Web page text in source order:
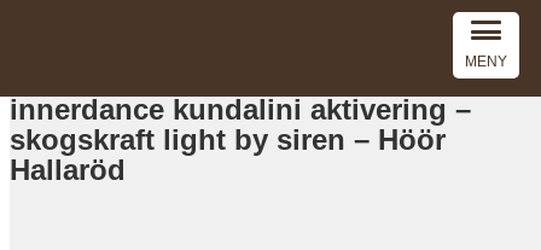
MENY
innerdance kundalini aktivering –
skogskraft light by siren – Höör
Hallaröd